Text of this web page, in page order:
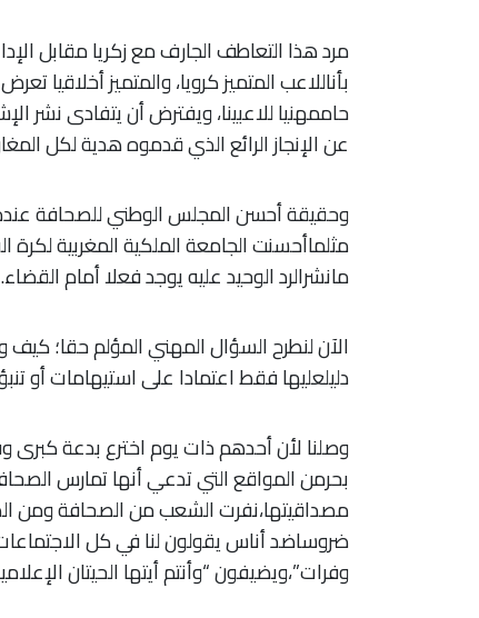
مرد هذا التعاطف الجارف مع زكريا مقابل
بأناللاعب المتميز كرويا، والمتميز
حاممهنيا للاعبينا، ويفترض أن يتفادى نشر
عن الإنجاز الرائع الذي قدموه هدية لكل
وحقيقة أحسن المجلس الوطني للصحافة عندما
مثلماأحسنت الجامعة الملكية المغربية لكرة
مانشرالرد الوحيد عليه يوجد فعلا أمام القضاء.
الآن لنطرح السؤال المهني المؤلم حقا؛
دليلعليها فقط اعتمادا على استيهامات أو
وصلنا لأن أحدهم ذات يوم اخترع بدعة كبرى
بحرمن المواقع التي تدعي أنها تمارس
مصداقيتها،نفرت الشعب من الصحافة ومن
ضروساضد أناس يقولون لنا في كل
وفرات”،ويضيفون “وأنتم أيتها الحيتان